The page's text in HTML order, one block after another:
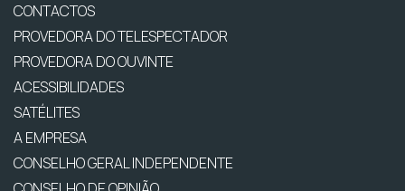
CONTACTOS
PROVEDORA DO TELESPECTADOR
PROVEDORA DO OUVINTE
ACESSIBILIDADES
SATÉLITES
A EMPRESA
CONSELHO GERAL INDEPENDENTE